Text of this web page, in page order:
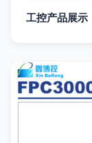
工控产品展示